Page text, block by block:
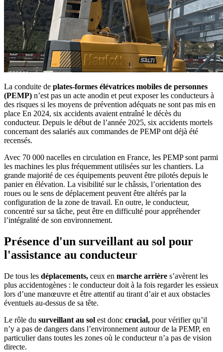
La conduite de plates-formes élévatrices mobiles de personnes
(PEMP) n’est pas un acte anodin et peut exposer les conducteurs à
des risques si les moyens de prévention adéquats ne sont pas mis en
place En 2024, six accidents avaient entraîné le décès du
conducteur. Depuis le début de l’année 2025, six accidents mortels
concernant des salariés aux commandes de PEMP ont déjà été
recensés.
Avec 70 000 nacelles en circulation en France, les PEMP sont parmi
les machines les plus fréquemment utilisées sur les chantiers. La
grande majorité de ces équipements peuvent être pilotés depuis le
panier en élévation. La visibilité sur le châssis, l’orientation des
roues ou le sens de déplacement peuvent être altérés par la
configuration de la zone de travail. En outre, le conducteur,
concentré sur sa tâche, peut être en difficulté pour appréhender
l’intégralité de son environnement.
Présence d'un surveillant au sol pour
l'assistance au conducteur
De tous les déplacements, ceux en marche arrière s’avèrent les
plus accidentogènes : le conducteur doit à la fois regarder les essieux
lors d’une manœuvre et être attentif au tirant d’air et aux obstacles
éventuels au-dessus de sa tête.
Le rôle du surveillant au sol est donc crucial, pour vérifier qu’il
n’y a pas de dangers dans l’environnement autour de la PEMP, en
particulier dans toutes les zones où le conducteur n’a pas de vision
directe.